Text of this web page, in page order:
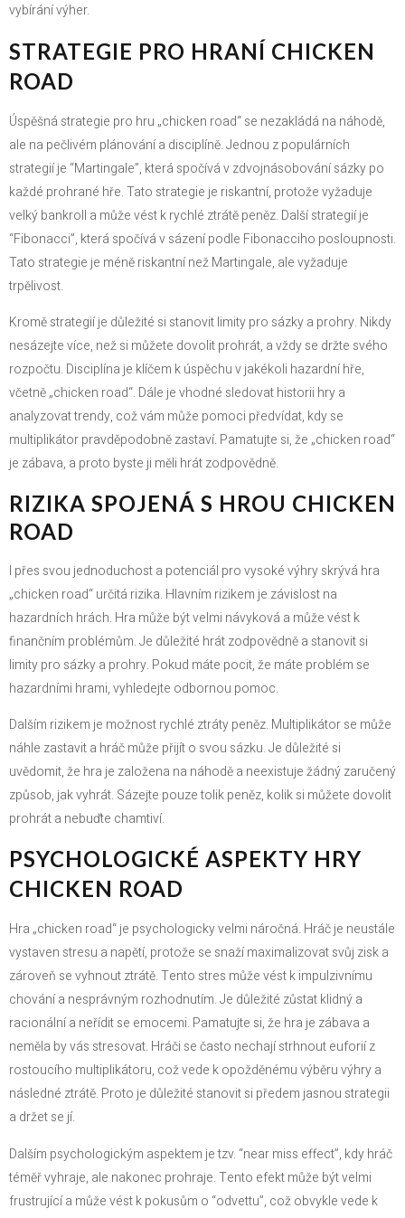
vybírání výher.
STRATEGIE PRO HRANÍ CHICKEN
ROAD
Úspěšná strategie pro hru „chicken road“ se nezakládá na náhodě,
ale na pečlivém plánování a disciplíně. Jednou z populárních
strategií je “Martingale”, která spočívá v zdvojnásobování sázky po
každé prohrané hře. Tato strategie je riskantní, protože vyžaduje
velký bankroll a může vést k rychlé ztrátě peněz. Další strategií je
“Fibonacci”, která spočívá v sázení podle Fibonacciho posloupnosti.
Tato strategie je méně riskantní než Martingale, ale vyžaduje
trpělivost.
Kromě strategií je důležité si stanovit limity pro sázky a prohry. Nikdy
nesázejte více, než si můžete dovolit prohrát, a vždy se držte svého
rozpočtu. Disciplína je klíčem k úspěchu v jakékoli hazardní hře,
včetně „chicken road“. Dále je vhodné sledovat historii hry a
analyzovat trendy, což vám může pomoci předvídat, kdy se
multiplikátor pravděpodobně zastaví. Pamatujte si, že „chicken road“
je zábava, a proto byste ji měli hrát zodpovědně.
RIZIKA SPOJENÁ S HROU CHICKEN
ROAD
I přes svou jednoduchost a potenciál pro vysoké výhry skrývá hra
„chicken road“ určitá rizika. Hlavním rizikem je závislost na
hazardních hrách. Hra může být velmi návyková a může vést k
finančním problémům. Je důležité hrát zodpovědně a stanovit si
limity pro sázky a prohry. Pokud máte pocit, že máte problém se
hazardními hrami, vyhledejte odbornou pomoc.
Dalším rizikem je možnost rychlé ztráty peněz. Multiplikátor se může
náhle zastavit a hráč může přijít o svou sázku. Je důležité si
uvědomit, že hra je založena na náhodě a neexistuje žádný zaručený
způsob, jak vyhrát. Sázejte pouze tolik peněz, kolik si můžete dovolit
prohrát a nebuďte chamtiví.
PSYCHOLOGICKÉ ASPEKTY HRY
CHICKEN ROAD
Hra „chicken road“ je psychologicky velmi náročná. Hráč je neustále
vystaven stresu a napětí, protože se snaží maximalizovat svůj zisk a
zároveň se vyhnout ztrátě. Tento stres může vést k impulzivnímu
chování a nesprávným rozhodnutím. Je důležité zůstat klidný a
racionální a neřídit se emocemi. Pamatujte si, že hra je zábava a
neměla by vás stresovat. Hráči se často nechají strhnout euforií z
rostoucího multiplikátoru, což vede k opožděnému výběru výhry a
následné ztrátě. Proto je důležité stanovit si předem jasnou strategii
a držet se jí.
Dalším psychologickým aspektem je tzv. “near miss effect”, kdy hráč
téměř vyhraje, ale nakonec prohraje. Tento efekt může být velmi
frustrující a může vést k pokusům o “odvettu”, což obvykle vede k